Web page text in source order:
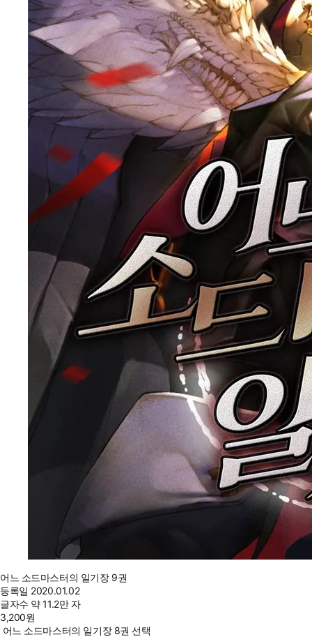
어느 소드마스터의 일기장 9권
등록일 2020.01.02
글자수 약 11.2만 자
3,200원
어느 소드마스터의 일기장 8권 선택